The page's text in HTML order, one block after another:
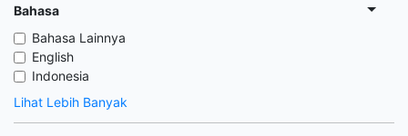
Bahasa
Bahasa Lainnya
English
Indonesia
Lihat Lebih Banyak